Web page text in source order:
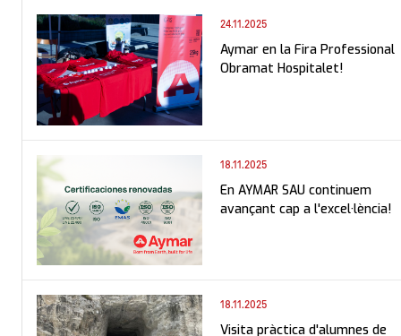
24.11.2025
Aymar en la Fira Professional
Obramat Hospitalet!
18.11.2025
En AYMAR SAU continuem
avançant cap a l'excel·lència!
18.11.2025
Visita pràctica d'alumnes de